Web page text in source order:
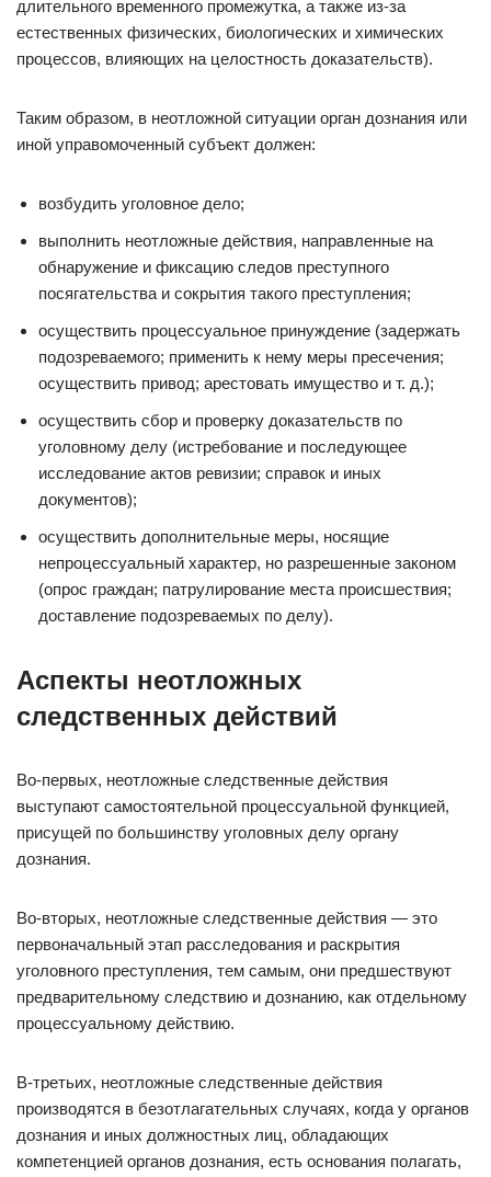
длительного временного промежутка, а также из-за
естественных физических, биологических и химических
процессов, влияющих на целостность доказательств).
Таким образом, в неотложной ситуации орган дознания или
иной управомоченный субъект должен:
возбудить уголовное дело;
выполнить неотложные действия, направленные на
обнаружение и фиксацию следов преступного
посягательства и сокрытия такого преступления;
осуществить процессуальное принуждение (задержать
подозреваемого; применить к нему меры пресечения;
осуществить привод; арестовать имущество и т. д.);
осуществить сбор и проверку доказательств по
уголовному делу (истребование и последующее
исследование актов ревизии; справок и иных
документов);
осуществить дополнительные меры, носящие
непроцессуальный характер, но разрешенные законом
(опрос граждан; патрулирование места происшествия;
доставление подозреваемых по делу).
Аспекты неотложных
следственных действий
Во-первых, неотложные следственные действия
выступают самостоятельной процессуальной функцией,
присущей по большинству уголовных делу органу
дознания.
Во-вторых, неотложные следственные действия — это
первоначальный этап расследования и раскрытия
уголовного преступления, тем самым, они предшествуют
предварительному следствию и дознанию, как отдельному
процессуальному действию.
В-третьих, неотложные следственные действия
производятся в безотлагательных случаях, когда у органов
дознания и иных должностных лиц, обладающих
компетенцией органов дознания, есть основания полагать,